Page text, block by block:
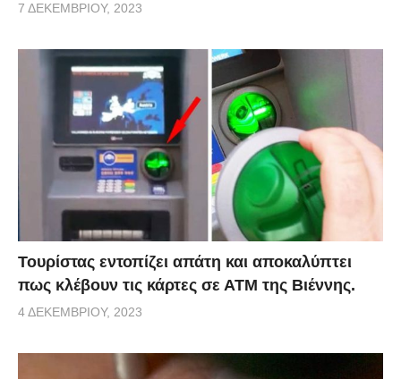
7 ΔΕΚΕΜΒΡΊΟΥ, 2023
Τουρίστας εντοπίζει απάτη και αποκαλύπτει
πως κλέβουν τις κάρτες σε ΑΤΜ της Βιέννης.
4 ΔΕΚΕΜΒΡΊΟΥ, 2023